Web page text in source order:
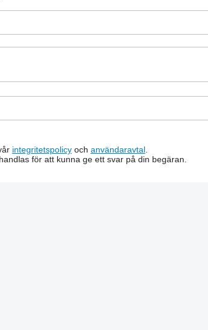
integritetspolicyoch användaravtal.
för att kunna ge ett svar på din begäran.